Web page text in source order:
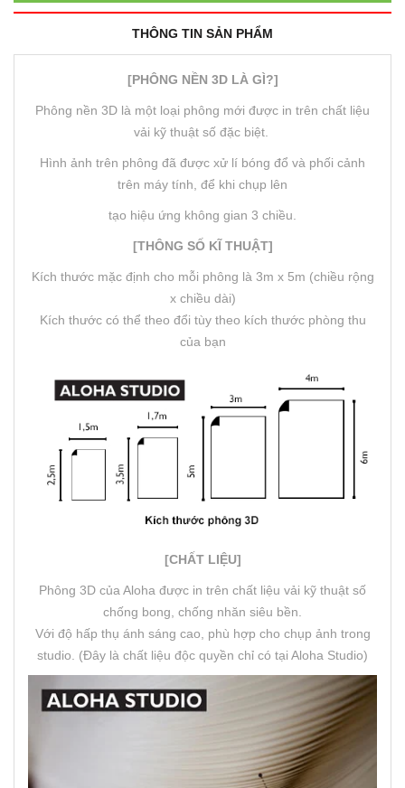
THÔNG TIN SẢN PHẨM
[PHÔNG NỀN 3D LÀ GÌ?]
Phông nền 3D là một loại phông mới được in trên chất liệu
vải kỹ thuật số đặc biệt.
Hình ảnh trên phông đã được xử lí bóng đổ và phối cảnh
trên máy tính, để khi chụp lên
tạo hiệu ứng không gian 3 chiều.
[THÔNG SỐ KĨ THUẬT]
Kích thước mặc định cho mỗi phông là 3m x 5m (chiều rộng
x chiều dài)
Kích thước có thể theo đổi tùy theo kích thước phòng thu
của bạn
[CHẤT LIỆU]
Phông 3D của Aloha được in trên chất liệu vải kỹ thuật số
chống bong, chống nhăn siêu bền.
Với độ hấp thụ ánh sáng cao, phù hợp cho chụp ảnh trong
studio. (Đây là chất liệu độc quyền chỉ có tại Aloha Studio)